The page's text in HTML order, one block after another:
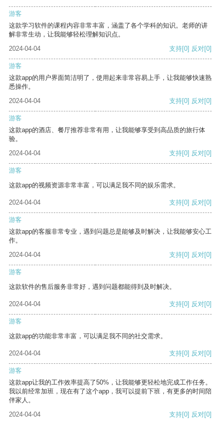
游客
这款学习软件的课程内容非常丰富，涵盖了各个学科的知识。老师的讲
解非常生动，让我能够轻松理解知识点。
2024-04-04
支持[0] 反对[0]
游客
这款app的用户界面简洁明了，使用起来非常容易上手，让我能够快速熟
悉操作。
2024-04-04
支持[0] 反对[0]
游客
这款app的酒店、餐厅推荐非常有用，让我能够享受到高品质的旅行体
验。
2024-04-04
支持[0] 反对[0]
游客
这款app的视频资源非常丰富，可以满足我不同的娱乐需求。
2024-04-04 支持[0] 反对[0]
游客
这款app的客服非常专业，遇到问题总是能够及时解决，让我能够安心工
作。
2024-04-04
支持[0] 反对[0]
游客
这款软件的售后服务非常好，遇到问题都能得到及时解决。
2024-04-04 支持[0] 反对[0]
游客
这款app的功能非常丰富，可以满足我不同的社交需求。
2024-04-04 支持[0] 反对[0]
游客
这款app让我的工作效率提高了50%，让我能够更轻松地完成工作任务。
我以前经常加班，现在有了这个app，我可以提前下班，有更多的时间陪
伴家人。
2024-04-04
支持[0] 反对[0]